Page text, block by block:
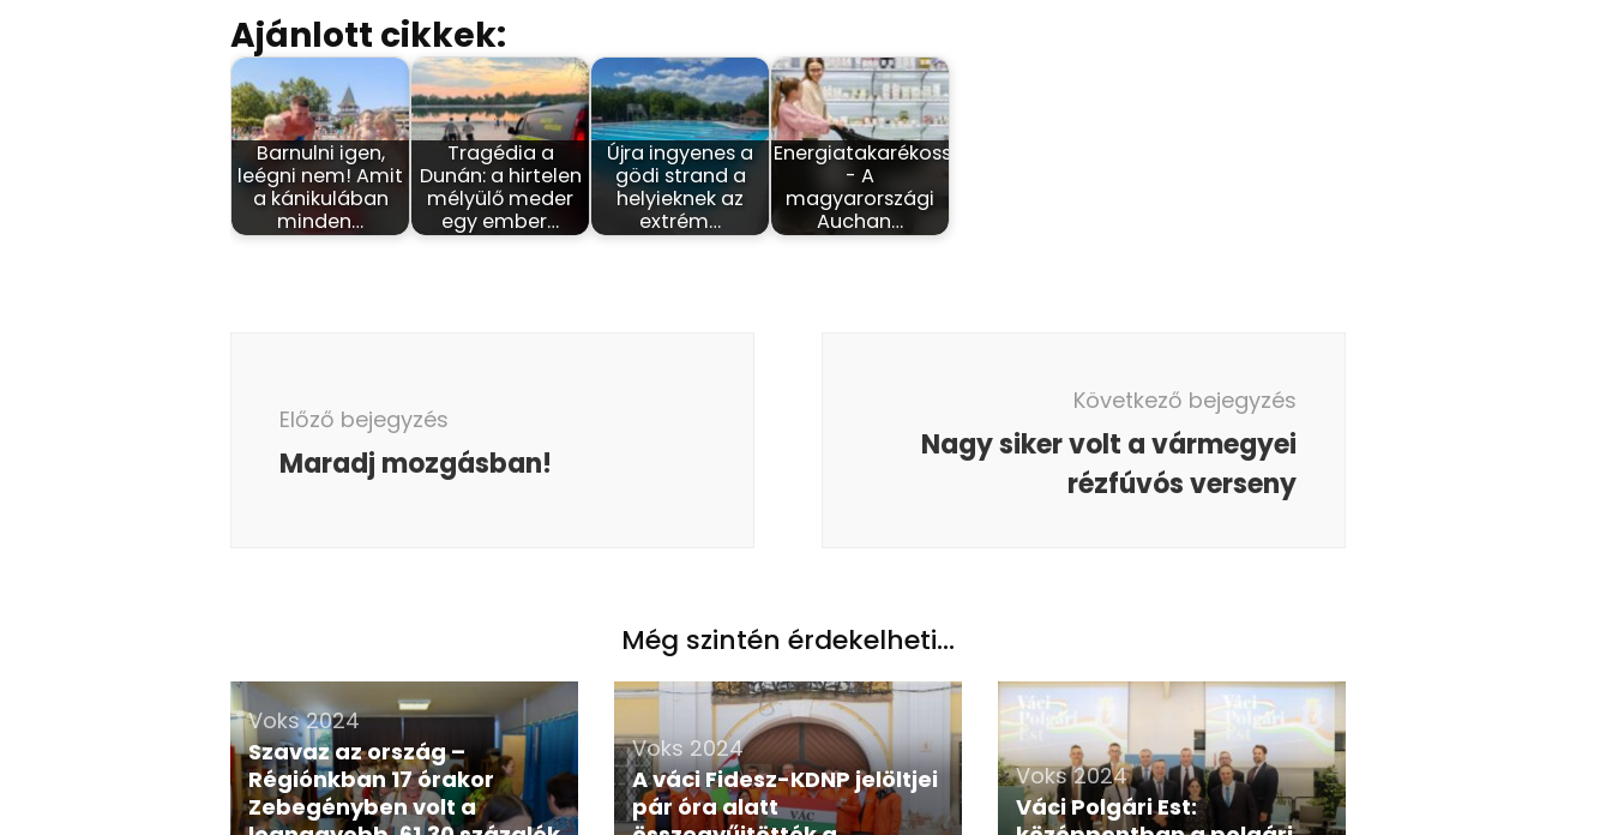
Ajánlott cikkek:
Barnulni igen,
leégni nem! Amit
a kánikulában
minden…
Tragédia a
Dunán: a hirtelen
mélyülő meder
egy ember…
Újra ingyenes a
gödi strand a
helyieknek az
extrém…
Energiatakarékosság
- A
magyarországi
Auchan…
Előző bejegyzés
Maradj mozgásban!
Következő bejegyzés
Nagy siker volt a vármegyei
rézfúvós verseny
Még szintén érdekelheti...
Voks 2024
Szavaz az ország –
Régiónkban 17 órakor
Zebegényben volt a
Voks 2024
A váci Fidesz-KDNP jelöltjei
pár óra alatt
Voks 2024
Váci Polgári Est: